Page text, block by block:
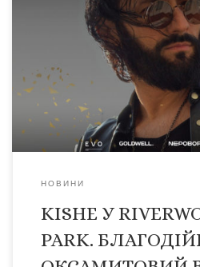
RIVERWOOD relax park запрошує
бажаючих на “Оксамитовий
підтримку ЗСУ ! 9 го вересня о
сучасного та
RIVERWOOD, відкриються для
формація виступу KISHE,
партнерів, вишукані страви […]
НОВИНИ
KISHE У
PARK.